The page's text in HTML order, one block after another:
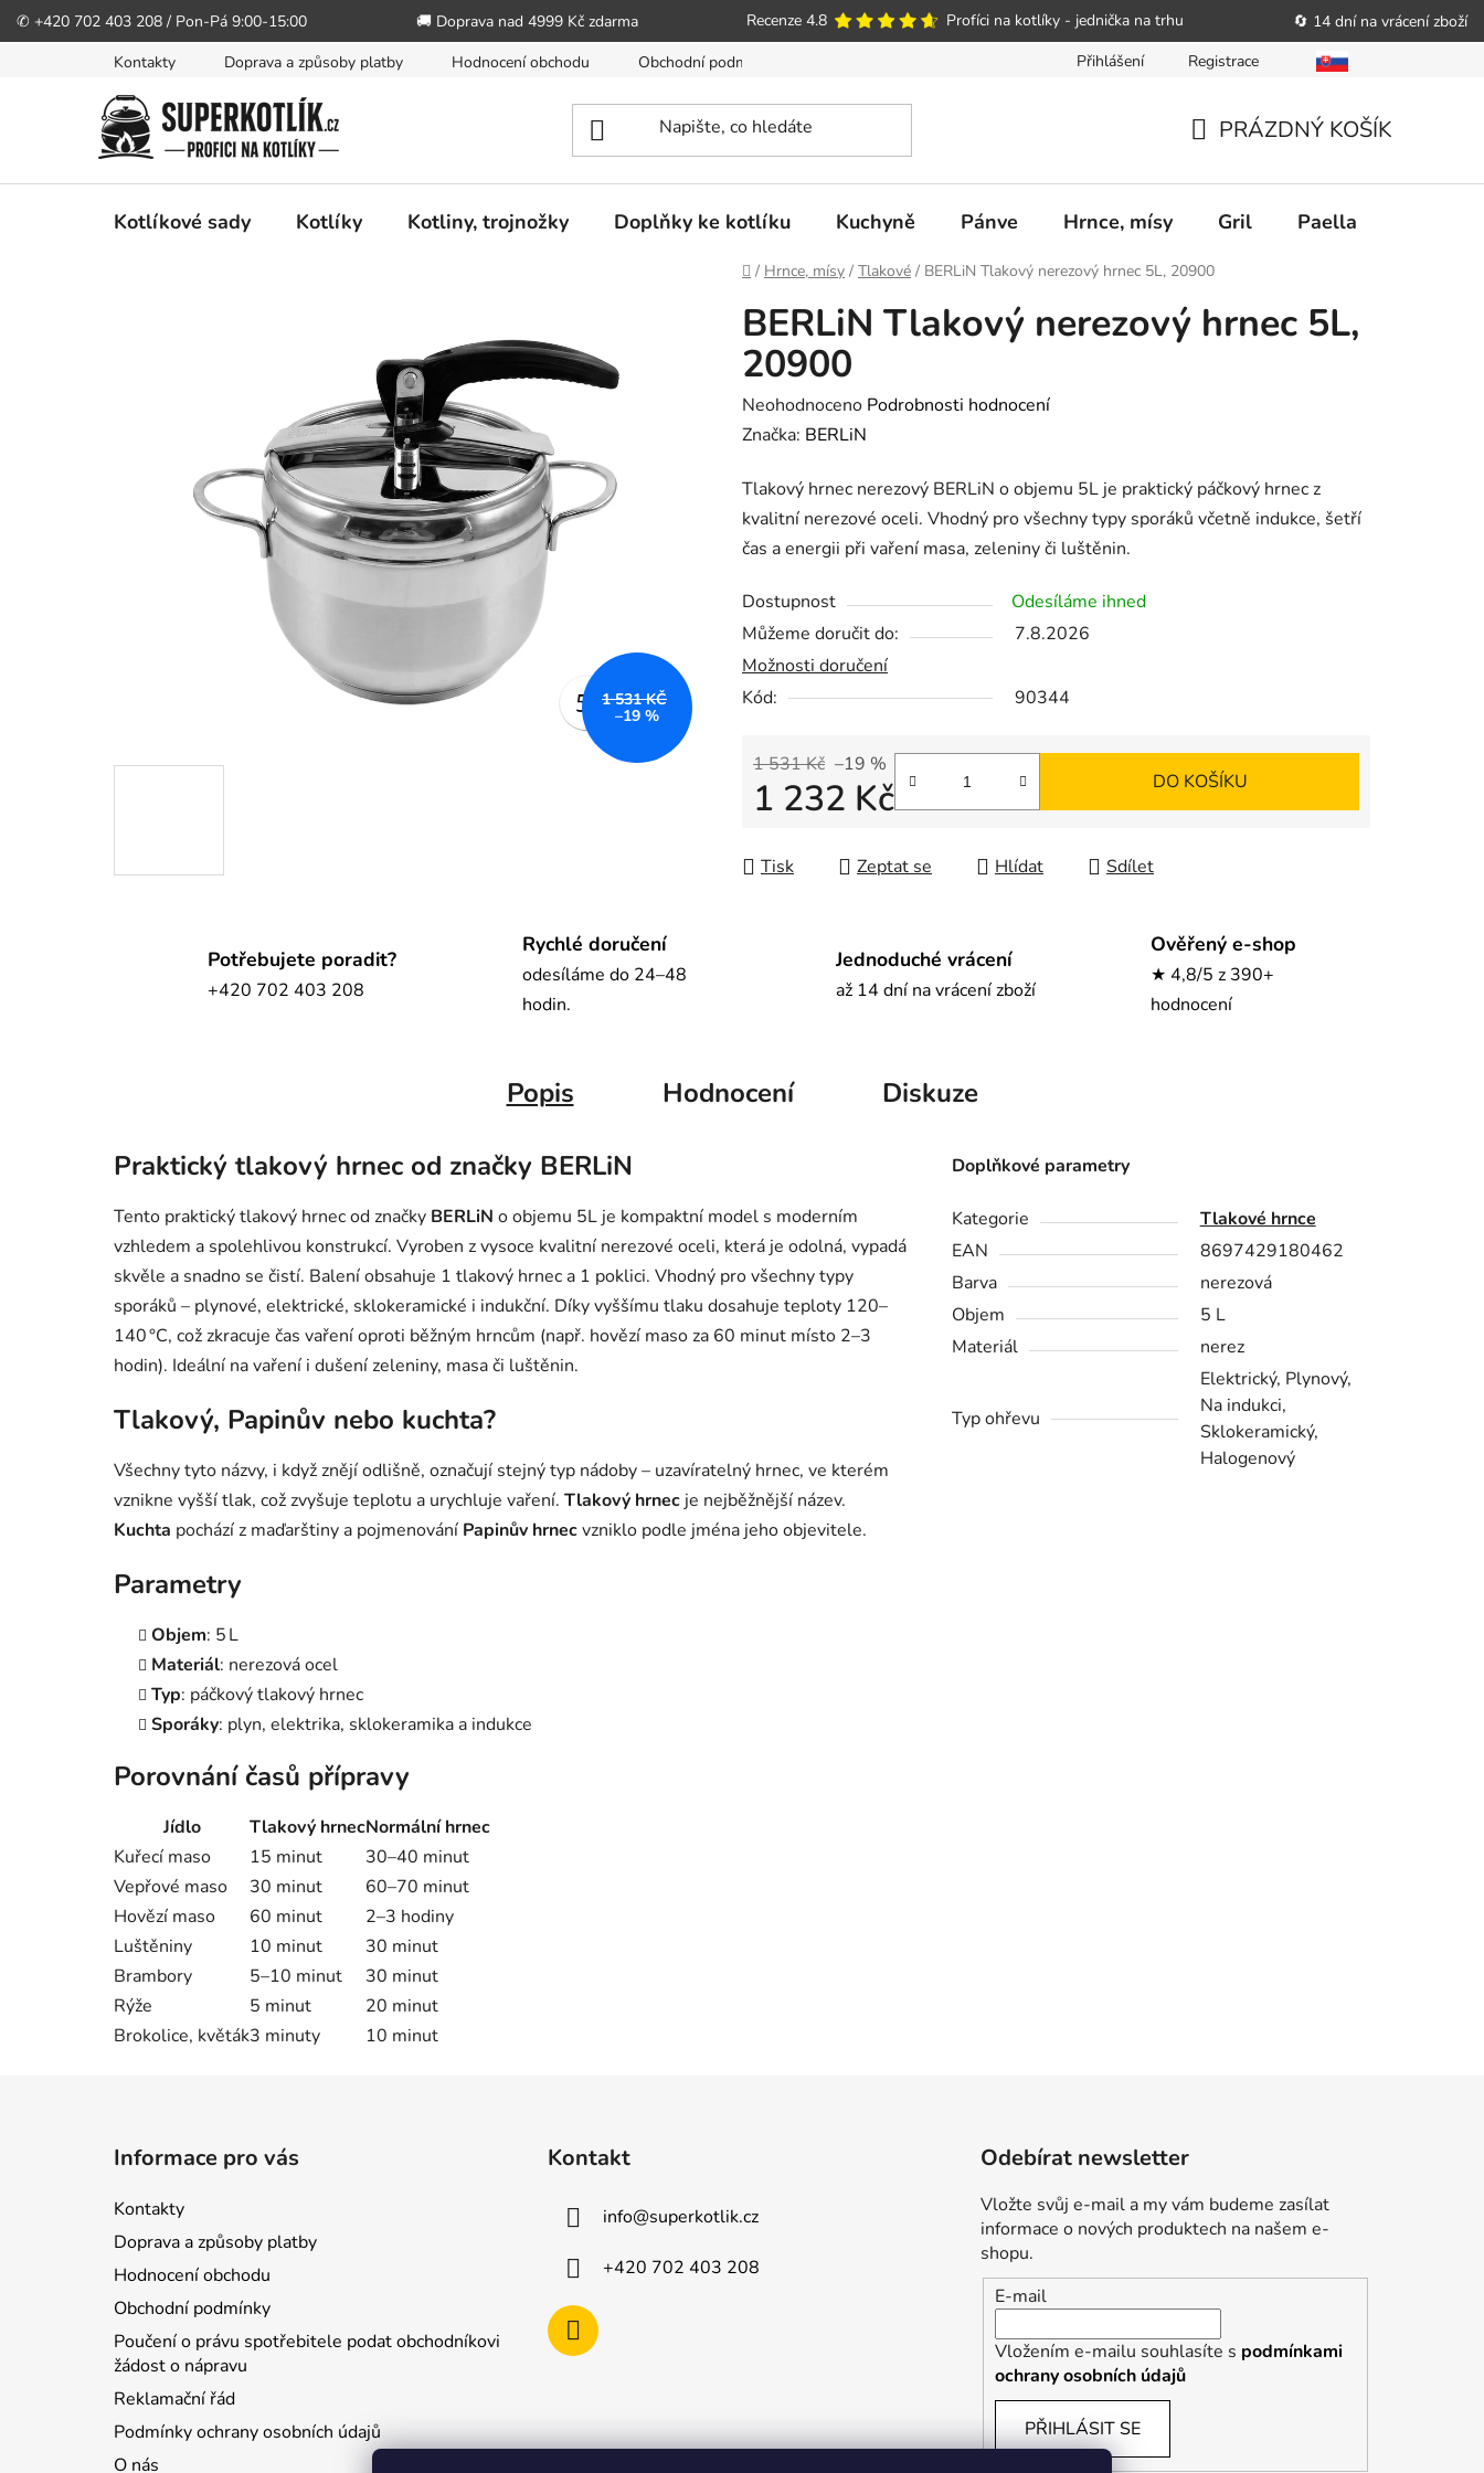
✆ +420 702 403 208 / Pon-Pá 9:00-15:00 🚚 Doprava nad 4999 Kč zdarma Recenze 4.8 Profíci na kotlíky - jednička na trhu 🔄 14 dní na vrácení zboží
Kontakty Doprava a způsoby platby Hodnocení obchodu Obchodní podmínky Poučení o právu spotřebitele podat obchodníkovi žádost o nápravu Reklamační řád
Přihlášení Registrace
KOŠÍK
PRÁZDNÝ KOŠÍK
Kotlíkové sady Kotlíky Kotliny, trojnožky Doplňky ke kotlíku Kuchyně Pánve Hrnce, mísy Gril Paella
Domů
/ Hrnce, mísy / Tlakové / BERLiN Tlakový nerezový hrnec 5L, 20900
BERLiN Tlakový nerezový hrnec 5L,
20900
Průměrné
hodnocení
je
0,0
z
hvězdiček.
Neohodnoceno Podrobnosti hodnocení
Značka: BERLiN
Tlakový hrnec nerezový BERLiN o objemu 5L je praktický páčkový hrnec z
kvalitní nerezové oceli. Vhodný pro všechny typy sporáků včetně indukce, šetří
čas a energii při vaření masa, zeleniny či luštěnin.
Dostupnost
Odesíláme ihned
Můžeme doručit do:
7.8.2026
Možnosti doručení
Kód:
90344
1 531 Kč –19 %
1 232 Kč DO KOŠÍKU
Tisk Zeptat se Hlídat Sdílet
1 531 KČ
–19 %
Potřebujete poradit?
+420 702 403 208
Rychlé doručení
odesíláme do 24–48
hodin.
Jednoduché vrácení
až 14 dní na vrácení zboží
Ověřený e-shop
★ 4,8/5 z 390+
hodnocení
Popis Hodnocení Diskuze
Praktický tlakový hrnec od značky BERLiN
Tento praktický tlakový hrnec od značky BERLiN o objemu 5L je kompaktní model s moderním
vzhledem a spolehlivou konstrukcí. Vyroben z vysoce kvalitní nerezové oceli, která je odolná, vypadá
skvěle a snadno se čistí. Balení obsahuje 1 tlakový hrnec a 1 poklici. Vhodný pro všechny typy
sporáků – plynové, elektrické, sklokeramické i indukční. Díky vyššímu tlaku dosahuje teploty 120–
140 °C, což zkracuje čas vaření oproti běžným hrncům (např. hovězí maso za 60 minut místo 2–3
hodin). Ideální na vaření i dušení zeleniny, masa či luštěnin.
Tlakový, Papinův nebo kuchta?
Všechny tyto názvy, i když znějí odlišně, označují stejný typ nádoby – uzavíratelný hrnec, ve kterém
vznikne vyšší tlak, což zvyšuje teplotu a urychluje vaření. Tlakový hrnec je nejběžnější název.
Kuchta pochází z maďarštiny a pojmenování Papinův hrnecvzniklo podle jména jeho objevitele.
Parametry
Objem: 5 L
Materiál: nerezová ocel
Typ: páčkový tlakový hrnec
Sporáky: plyn, elektrika, sklokeramika a indukce
Porovnání časů přípravy
Jídlo Tlakový hrnecNormální hrnec
Kuřecí maso
15 minut
30–40 minut
Vepřové maso
30 minut
60–70 minut
Hovězí maso
60 minut
2–3 hodiny
Luštěniny
10 minut
30 minut
Brambory
5–10 minut
30 minut
Rýže
5 minut
20 minut
Brokolice, květák3 minuty 10 minut
Doplňkové parametry
Kategorie
Tlakové hrnce
EAN
8697429180462
Barva
nerezová
Objem
5 L
Materiál
nerez
Typ ohřevu
Elektrický, Plynový,
Na indukci,
Sklokeramický,
Halogenový
Informace pro vás
Kontakty
Doprava a způsoby platby
Hodnocení obchodu
Obchodní podmínky
Poučení o právu spotřebitele podat obchodníkovi
žádost o nápravu
Reklamační řád
Podmínky ochrany osobních údajů
O nás
Kontakt
info@superkotlik.cz
+420 702 403 208
Odebírat newsletter
Vložte svůj e-mail a my vám budeme zasílat
informace o nových produktech na našem e-
shopu.
E-mail
Vložením e-mailu souhlasíte s podmínkami
ochrany osobních údajů
PŘIHLÁSIT SE